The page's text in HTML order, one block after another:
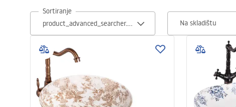
WC školjke
Miješalice, pipe, slavine
Sortiranje
Na skladištu